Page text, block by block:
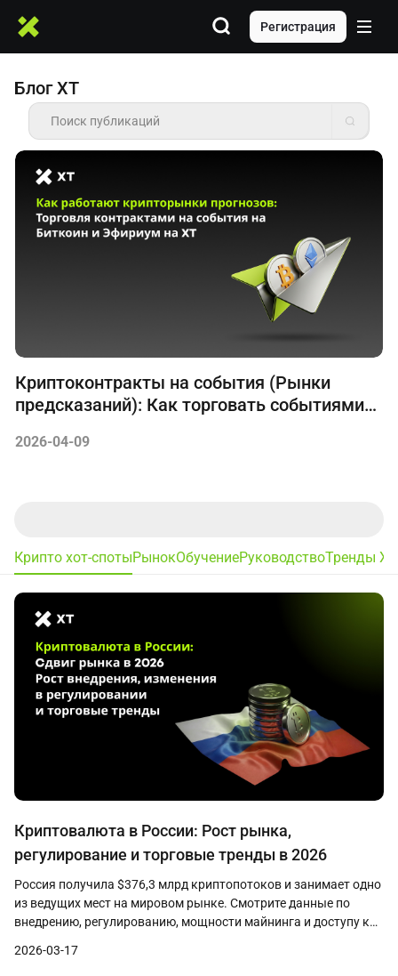
Регистрация
Блог XT
Криптоконтракты на события (Рынки
предсказаний): Как торговать событиями
2026-04-09
Крипто хот-спотыРынокОбучениеРуководствоТренды XT
Криптовалюта в России: Рост рынка,
регулирование и торговые тренды в 2026
Россия получила $376,3 млрд криптопотоков и занимает одно
из ведущих мест на мировом рынке. Смотрите данные по
внедрению, регулированию, мощности майнинга и доступу к
2026-03-17